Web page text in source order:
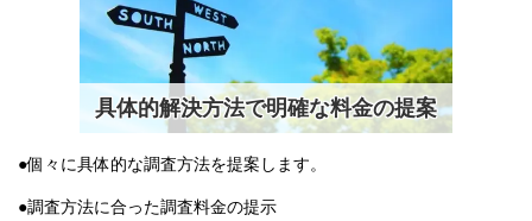
具体的解決方法で明確な料金の提案
●個々に具体的な調査方法を提案します。
●調査方法に合った調査料金の提示